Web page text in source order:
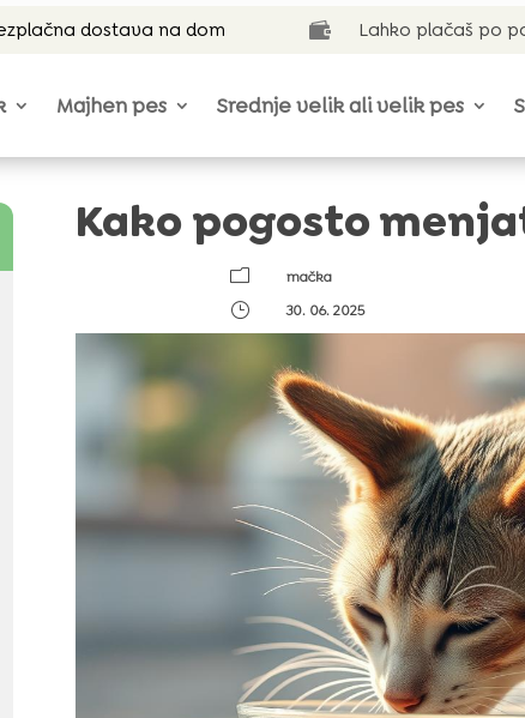
dostava na dom  Lahko plačaš po
Majhen pes Srednje velik ali velik pes
Kako pogosto
m
mačka
}
30. 06. 2025